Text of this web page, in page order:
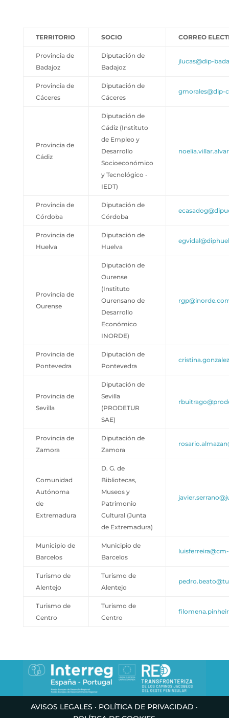
TERRITORIO SOCIO CORREO
Provincia de
Badajoz
Diputación de
Badajoz
jlucas@dip-
Provincia de
Cáceres
Diputación de
Cáceres
gmorales@dip-
Provincia de
Cádiz
Diputación de
Cádiz (Instituto
de Empleo y
Desarrollo
Socioeconómico
y Tecnológico -
IEDT)
Provincia de
Córdoba
Diputación de
Córdoba
Provincia de
Huelva
Diputación de
Huelva
Provincia de
Ourense
Diputación de
Ourense
(Instituto
Ourensano de
Desarrollo
Económico
INORDE)
Provincia de
Pontevedra
Diputación de
Pontevedra
Provincia de
Sevilla
Diputación de
Sevilla
(PRODETUR
SAE)
Provincia de
Zamora
Diputación de
Zamora
Comunidad
Autónoma
de
Extremadura
D. G. de
Bibliotecas,
Museos y
Patrimonio
Cultural (Junta
de Extremadura)
Municipio de
Barcelos
Municipio de
Barcelos
Turismo de
Alentejo
Turismo de
Alentejo
Turismo de
Centro
Turismo de
Centro
AVISOS LEGALES · POLÍTICA DE PRIVACIDAD ·